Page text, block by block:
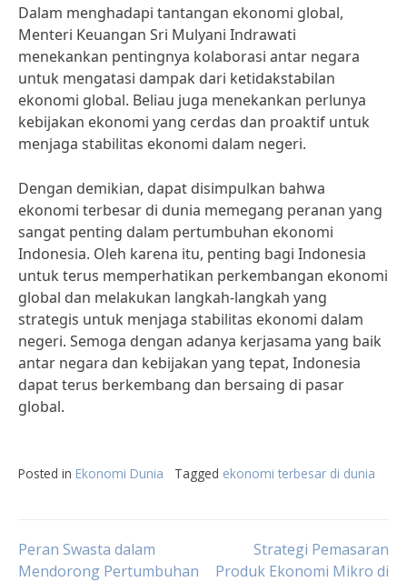
Dalam menghadapi tantangan ekonomi global,
Menteri Keuangan Sri Mulyani Indrawati
menekankan pentingnya kolaborasi antar negara
untuk mengatasi dampak dari ketidakstabilan
ekonomi global. Beliau juga menekankan perlunya
kebijakan ekonomi yang cerdas dan proaktif untuk
menjaga stabilitas ekonomi dalam negeri.
Dengan demikian, dapat disimpulkan bahwa
ekonomi terbesar di dunia memegang peranan yang
sangat penting dalam pertumbuhan ekonomi
Indonesia. Oleh karena itu, penting bagi Indonesia
untuk terus memperhatikan perkembangan ekonomi
global dan melakukan langkah-langkah yang
strategis untuk menjaga stabilitas ekonomi dalam
negeri. Semoga dengan adanya kerjasama yang baik
antar negara dan kebijakan yang tepat, Indonesia
dapat terus berkembang dan bersaing di pasar
global.
Posted in Ekonomi Dunia Tagged ekonomi terbesar di dunia
Post
Peran Swasta dalam
Mendorong Pertumbuhan
Strategi Pemasaran
Produk Ekonomi Mikro di